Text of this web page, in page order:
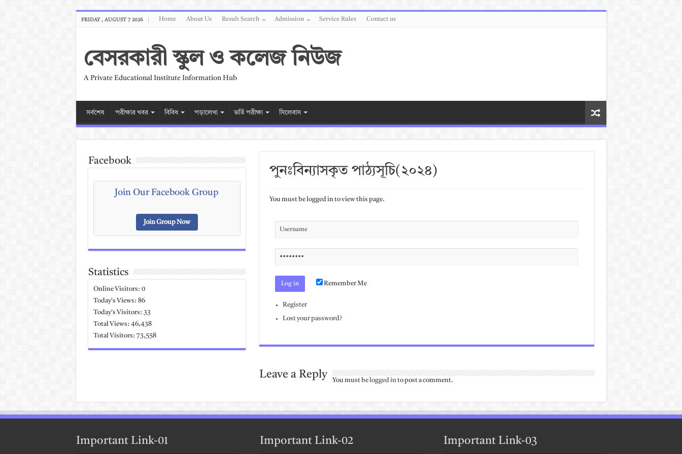
FRIDAY , AUGUST 7 2026 Home About Us Result Search Admission Service Rules Contact us
বেসরকারী স্কুল ও কলেজ নিউজ
A Private Educational Institute Information Hub
সর্বশেষ পরীক্ষার খবর বিবিধ পড়ালেখা ভর্তি পরীক্ষা সিলেবাস
পুনঃবিন্যাসকৃত পাঠ্যসূচি(২০২৪)
You must be logged in to view this page.
Remember Me
Register
Lost your password?
Leave a Reply
You must belogged into post a comment.
Facebook
Join Our Facebook Group
Join Group Now
Statistics
Online Visitors: 0
Today's Views: 86
Today's Visitors: 33
Total Views: 46,438
Total Visitors: 73,558
Important Link-01 Important Link-02 Important Link-03